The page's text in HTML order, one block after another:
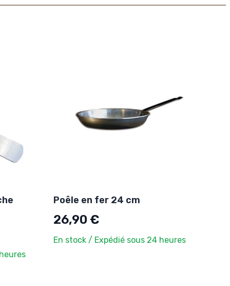
Poêle en fer 24 cm
26,90 €
En stock / Expédié sous 24 heures